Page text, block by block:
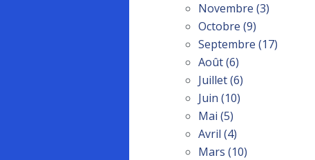
Novembre (3)
Octobre (9)
Septembre (17)
Août(6)
Juillet(6)
Juin (10)
Mai (5)
Avril (4)
Mars (10)